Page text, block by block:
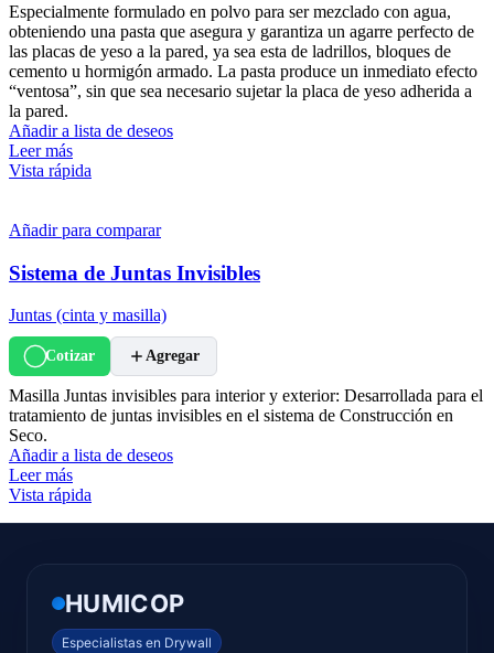
Especialmente formulado en polvo para ser mezclado con agua,
obteniendo una pasta que asegura y garantiza un agarre perfecto de
las placas de yeso a la pared, ya sea esta de ladrillos, bloques de
cemento u hormigón armado. La pasta produce un inmediato efecto
“ventosa”, sin que sea necesario sujetar la placa de yeso adherida a
la pared.
Añadir a lista de deseos
Leer más
Vista rápida
Añadir para comparar
Sistema de Juntas Invisibles
Juntas (cinta y masilla)
Cotizar Agregar
Masilla Juntas invisibles para interior y exterior: Desarrollada para el
tratamiento de juntas invisibles en el sistema de Construcción en
Seco.
Añadir a lista de deseos
Leer más
Vista rápida
HUMICOP
Especialistas en Drywall